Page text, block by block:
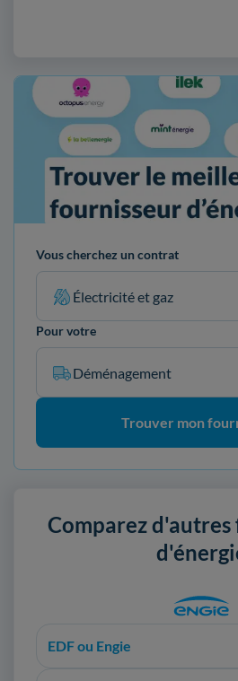
Vous cherchez un contrat
Électricité et gaz
Pour votre
Déménagement
Trouver mon
Comparez
EDF ou Engie